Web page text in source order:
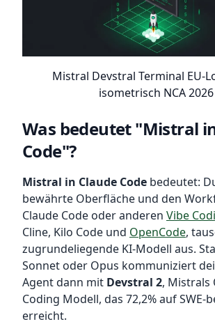
Mistral Devstral Terminal EU-
isometrisch NCA 2026
Was bedeutet "Mistral
Code"?
Mistral in Claude Code bedeutet:
bewährte Oberfläche und den
Claude Code oder anderen Vibe
Cline, Kilo Code und OpenCode,
zugrundeliegende KI-Modell aus.
Sonnet oder Opus kommuniziert
Agent dann mit Devstral 2, Mistrals
Coding Modell, das 72,2% auf SWE-
erreicht.